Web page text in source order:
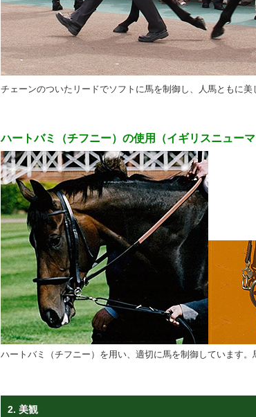
チェーンのついたリードでソフトに馬を制御し、人馬ともに美
ハートバミ（チフニー）の使用（イギリスニューマ
ハートバミ（チフニー）を用い、適切に馬を制御しています。
2. 美観